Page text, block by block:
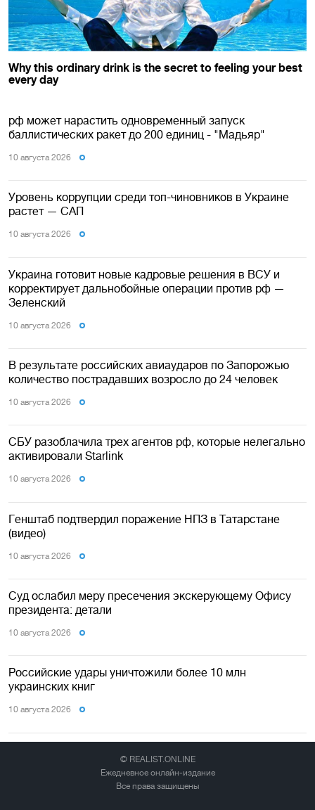
рф может нарастить одновременный запуск
баллистических ракет до 200 единиц - "Мадьяр"
10 августа 2026
Уровень коррупции среди топ-чиновников в Украине
растет — САП
10 августа 2026
Украина готовит новые кадровые решения в ВСУ и
корректирует дальнобойные операции против рф —
Зеленский
10 августа 2026
В результате российских авиаударов по Запорожью
количество пострадавших возросло до 24 человек
10 августа 2026
СБУ разоблачила трех агентов рф, которые нелегально
активировали Starlink
10 августа 2026
Генштаб подтвердил поражение НПЗ в Татарстане
(видео)
10 августа 2026
Суд ослабил меру пресечения экскерующему Офису
президента: детали
10 августа 2026
Российские удары уничтожили более 10 млн
украинских книг
10 августа 2026
© REALIST.ONLINE
Ежедневное онлайн-издание
Все права защищены